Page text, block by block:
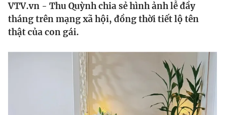
Thế giới
Tin tức
Thế giới đó đây
Câu chuyện quốc tế
Kinh tế
Dữ liệu và đời sống
VTV.vn - Thu Quỳnh chia sẻ hình ảnh lễ đầy
tháng trên mạng xã hội, đồng thời tiết lộ tên
thật của con gái.